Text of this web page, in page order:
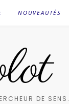
NOUVEAUTÉS
DE SENS.